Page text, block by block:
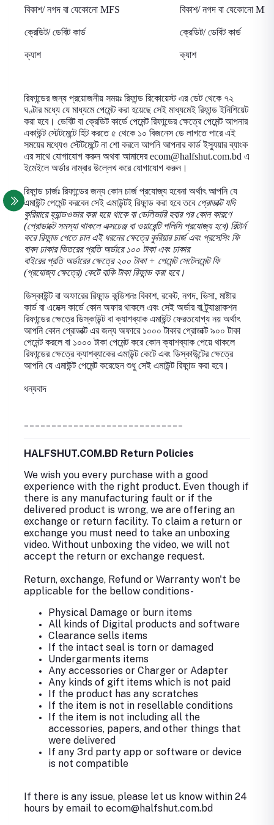
বিকাশ/ নগদ বা যেকোনো MFS বিকাশ/ নগদ বা যেকোনো
ক্রেডিট/ ডেবিট কার্ড ক্রেডিট/ ডেবিট কার্ড
ক্যাশ ক্যাশ
রিফান্ডের জন্য প্রয়োজনীয় সময়ঃ রিফান্ড রিকোয়েস্ট এর ডেট থেকে ৭২
ঘণ্টার মধ্যে যে মাধ্যমে পেমেন্ট করা হয়েছে সেই মাধ্যমেই রিফান্ড ইনিশিয়েট
করা হবে। ডেবিট বা ক্রেডিট কার্ডে পেমেন্ট রিফান্ডের ক্ষেত্রে পেমেন্ট আপনার
একাউন্ট স্টেটমেন্টে হিট করতে ৫ থেকে ১০ বিজনেস ডে লাগতে পারে এই
সময়ের মধ্যেও স্টেটমেন্টে না শো করলে আপনি আপনার কার্ড ইস্যুয়ার ব্যাংক
এর সাথে যোগাযোগ করুন অথবা আমাদের ecom@halfshut.com.bd এ
ইমেইলে অর্ডার নাম্বার উল্লেখ করে যোগাযোগ করুন।
রিফান্ড চার্জঃ রিফান্ডের জন্য কোন চার্জ প্রযোজ্য হবেনা অর্থাৎ আপনি যে
এমাউন্ট পেমেন্ট করবেন সেই এমাউন্টই রিফান্ড করা হবে তবে প্রোডাক্ট যদি
কুরিয়ারে হ্যান্ডওভার করা হয়ে থাকে বা ডেলিভারি হবার পর কোন কারণে
(প্রোডাক্টে সমস্যা থাকলে এক্সচেঞ্জ বা ওয়ারেন্টি পলিসি প্রযোজ্য হবে) রিটার্ন
করে রিফান্ড পেতে চান এই ধরনের ক্ষেত্রে কুরিয়ার চার্জ এবং প্রসেসিং ফি
বাবদ ঢাকার ভিতরের প্রতি অর্ডারে ১০০ টাকা এবং ঢাকার
বাইরের প্রতি অর্ডারের ক্ষেত্রে ২০০ টাকা + পেমেন্ট সেটেলমেন্ট ফি
(প্রযোজ্য ক্ষেত্রে) কেটে বাকি টাকা রিফান্ড করা হবে।
ডিস্কাউন্ট বা অফারের রিফান্ড কন্ডিশনঃ বিকাশ, রকেট, নগদ, ভিসা, মাষ্টার
কার্ড বা এমেক্স কার্ডে কোন অফার থাকলে এবং সেই অর্ডার বা ট্র্যাঞ্জাকশন
রিফান্ডের ক্ষেত্রে ডিস্কাউন্ট বা ক্যাশব্যাক এমাউন্ট ফেরতযোগ্য নয় অর্থাৎ
আপনি কোন প্রোডাক্ট এর জন্য অফারে ১০০০ টাকার প্রোডাক্ট ৯০০ টাকা
পেমেন্ট করলে বা ১০০০ টাকা পেমেন্ট করে কোন ক্যাশব্যাক পেয়ে থাকলে
রিফান্ডের ক্ষেত্রে ক্যাশব্যাকের এমাউন্ট কেটে এবং ডিস্কাউন্টের ক্ষেত্রে
আপনি যে এমাউন্ট পেমেন্ট করেছেন শুধু সেই এমাউন্ট রিফান্ড করা হবে।
ধন্যবাদ
HALFSHUT.COM.BD Return Policies
We wish you every purchase with a good
experience with the right product. Even though if
there is any manufacturing fault or if the
delivered product is wrong, we are offering an
exchange or return facility. To claim a return or
exchange you must need to take an unboxing
video. Without unboxing the video, we will not
accept the return or exchange request.
Return, exchange, Refund or Warranty won't be
applicable for the bellow conditions-
Physical Damage or burn items
All kinds of Digital products and software
Clearance sells items
If the intact seal is torn or damaged
Undergarments items
Any accessories or Charger or Adapter
Any kinds of gift items which is not paid
If the product has any scratches
If the item is not in resellable conditions
If the item is not including all the
accessories, papers, and other things that
were delivered
If any 3rd party app or software or device
is not compatible
If there is any issue, please let us know within 24
hours by email to ecom@halfshut.com.bd